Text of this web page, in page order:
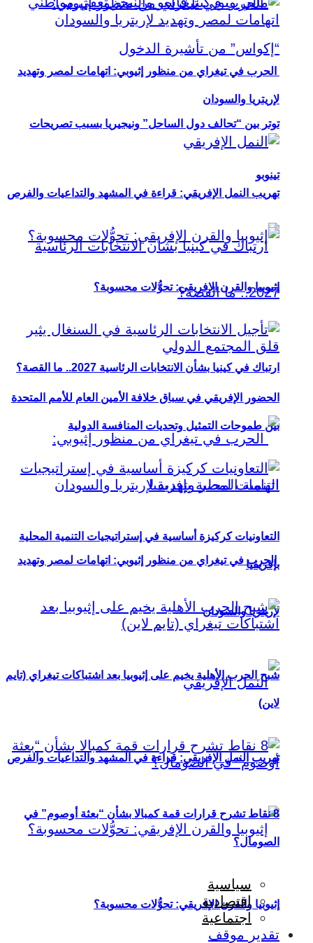
توتر بين “تحالف دول الساحل” ونيجيريا بسبب تصريحات
تينوبو
ارتباك في كينيا بشأن الانتخابات الرئاسية 2027.. ما القصة؟
الحرب في تيغراي من منظور إثيوبي: اتهامات لمصر وتهديد
لإريتريا والسودان
تهريب النمل الإفريقي: قراءة في المشهد والتداعيات والفرص
إثيوبيا والقرن الإفريقي: تحوُّلات محسوبة؟
الحرب في تيغراي من منظور إثيوبي: اتهامات لمصر وتهديد
لإريتريا والسودان
تهريب النمل الإفريقي: قراءة في المشهد والتداعيات والفرص
إثيوبيا والقرن الإفريقي: تحوُّلات محسوبة؟
الحضور الإفريقي في سباق خلافة الأمين العام للأمم المتحدة
بين طموحات التمثيل وتحديات المنافسة الدولية
التعاونيات كركيزة أساسية في إستراتيجيات التنمية المحلية
بإفريقيا
شبح الحرب الأهلية يخيم على إثيوبيا بعد اشتباكات تيغراي (تايم
لاين)
8 نقاط تشرح قرارات قمة كمبالا بشأن “بعثة أوصوم” في
الصومال؟
سياسية
اقتصادية
اجتماعية
تقدير موقف